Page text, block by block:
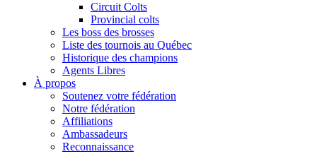
Circuit Colts
Provincial colts
Les boss des brosses
Liste des tournois au Québec
Historique des champions
Agents Libres
À propos
Soutenez votre fédération
Notre fédération
Affiliations
Ambassadeurs
Reconnaissance